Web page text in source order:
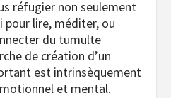
réfugier non seulement
pour lire, méditer, ou
du tumulte
de création d’un
est intrinsèquement
et mental.